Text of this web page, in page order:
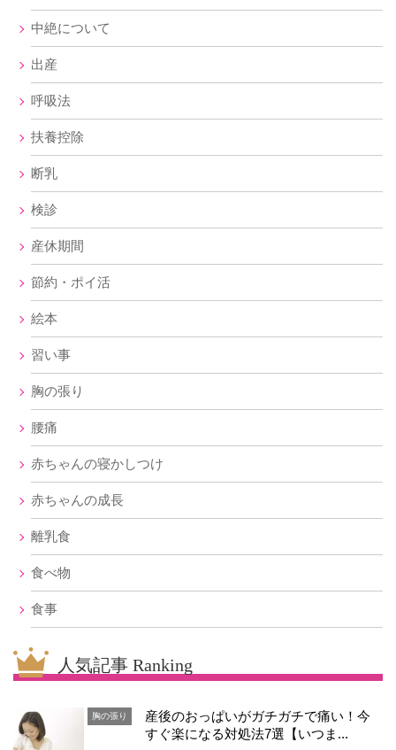
中絶について
出産
呼吸法
扶養控除
断乳
検診
産休期間
節約・ポイ活
絵本
習い事
胸の張り
腰痛
赤ちゃんの寝かしつけ
赤ちゃんの成長
離乳食
食べ物
食事
人気記事 Ranking
胸の張り
産後のおっぱいがガチガチで痛い！今
すぐ楽になる対処法7選【いつま...